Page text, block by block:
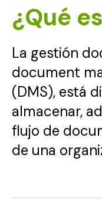
¿Qué
La gestión
document
(DMS), está
almacenar,
flujo de
de una